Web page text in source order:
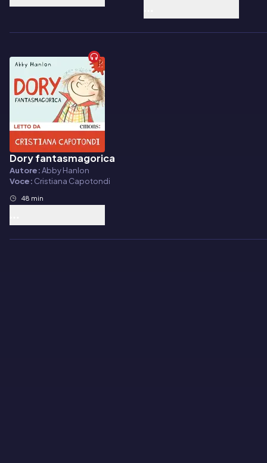
Audiolibro
Dory fantasmagorica
Autore:Abby Hanlon
Voce: Cristiana Capotondi
48 min